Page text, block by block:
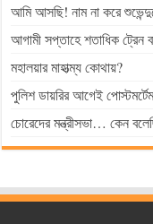
আমি আসছি! নাম না করে
আগামী সপ্তাহে শতাধিক ট্রেন
মহালয়ার মাহাত্ম্য কোথায়?
পুলিশ ডায়রির আগেই
চোরেদের মন্ত্রীসভা… কেন